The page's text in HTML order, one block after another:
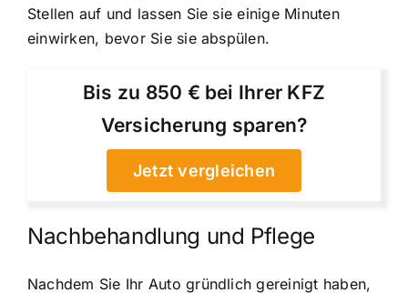
Stellen auf und lassen Sie sie einige Minuten
einwirken, bevor Sie sie abspülen.
Bis zu 850 € bei Ihrer KFZ
Versicherung sparen?
Jetzt vergleichen
Nachbehandlung und Pflege
Nachdem Sie Ihr Auto gründlich gereinigt haben,